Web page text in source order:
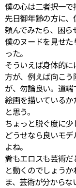
僕の心は二者択一で
先日御年齢の方に
頼んでみたら、困ら
僕のヌードを見せ
った。
そういえば身体的
方が、例えば向こ
が、勿論良い。道端
絵画を描いている
と思う。
ちょっと脱ぐ度に少
どうせなら良いモ
よね。
糞もエロスも芸術
と動くのでしょうか
ま、芸術が分からな